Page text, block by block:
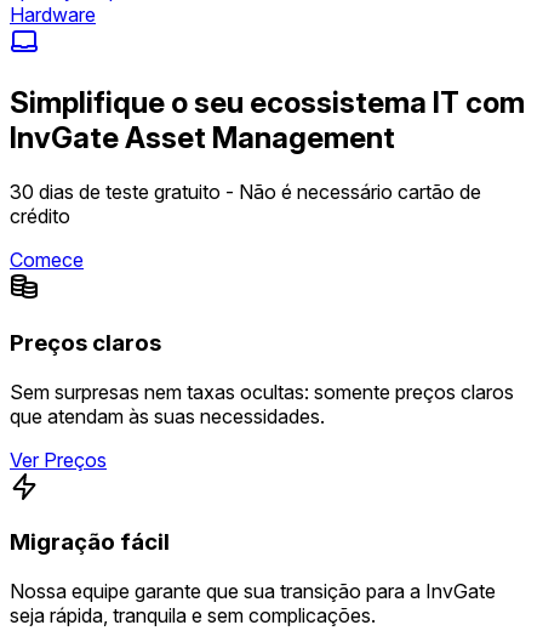
Hardware
Simplifique o seu ecossistema IT com
InvGate Asset Management
30 dias de teste gratuito - Não é necessário cartão de
crédito
Comece
Preços claros
Sem surpresas nem taxas ocultas: somente preços claros
que atendam às suas necessidades.
Ver Preços
Migração fácil
Nossa equipe garante que sua transição para a InvGate
seja rápida, tranquila e sem complicações.